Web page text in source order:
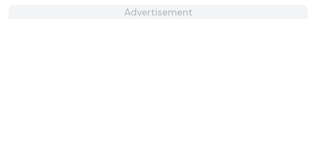
Advertisement